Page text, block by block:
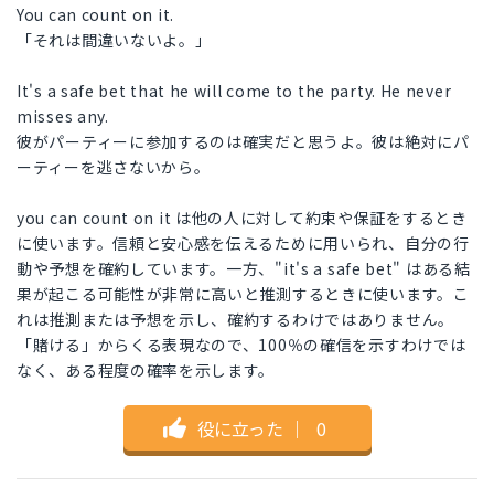
You can count on it.
「それは間違いないよ。」
It's a safe bet that he will come to the party. He never
misses any.
彼がパーティーに参加するのは確実だと思うよ。彼は絶対にパ
ーティーを逃さないから。
you can count on it は他の人に対して約束や保証をするとき
に使います。信頼と安心感を伝えるために用いられ、自分の行
動や予想を確約しています。一方、"it's a safe bet" はある結
果が起こる可能性が非常に高いと推測するときに使います。こ
れは推測または予想を示し、確約するわけではありません。
「賭ける」からくる表現なので、100％の確信を示すわけでは
なく、ある程度の確率を示します。
役に立った ｜ 0